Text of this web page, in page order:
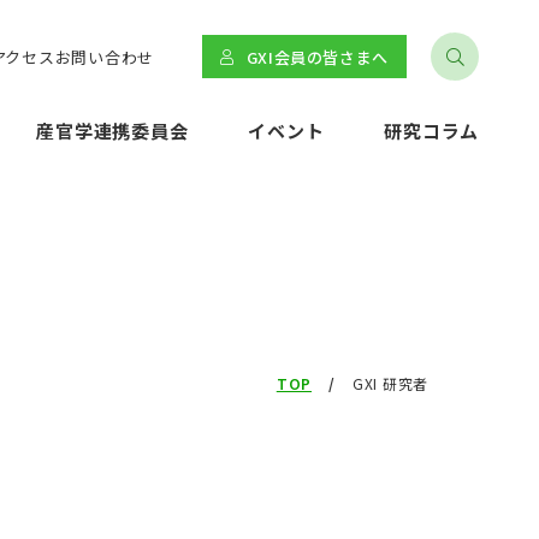
産官学連携委員会 イベント 研究コラム
クセス お問い合わせ GXI会員の皆さまへ
TOP GXI 研究者